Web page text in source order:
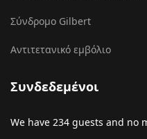
Σύνδρομο Gilbert
Αντιτετανικό εμβόλιο
Συνδεδεμένοι
We have 234 guests and no